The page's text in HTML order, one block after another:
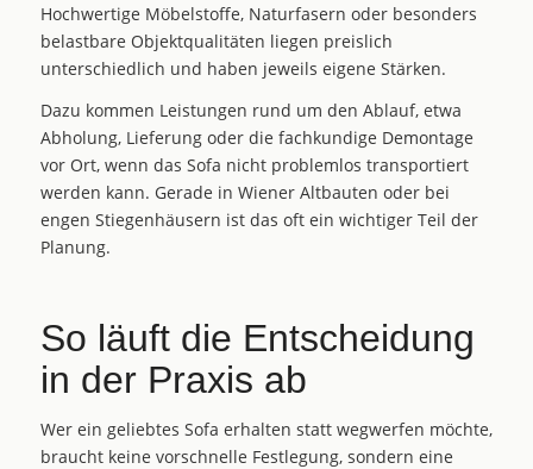
Hochwertige Möbelstoffe, Naturfasern oder besonders
belastbare Objektqualitäten liegen preislich
unterschiedlich und haben jeweils eigene Stärken.
Dazu kommen Leistungen rund um den Ablauf, etwa
Abholung, Lieferung oder die fachkundige Demontage
vor Ort, wenn das Sofa nicht problemlos transportiert
werden kann. Gerade in Wiener Altbauten oder bei
engen Stiegenhäusern ist das oft ein wichtiger Teil der
Planung.
So läuft die Entscheidung
in der Praxis ab
Wer ein geliebtes Sofa erhalten statt wegwerfen möchte,
braucht keine vorschnelle Festlegung, sondern eine